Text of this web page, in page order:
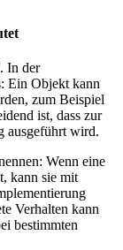
In der
Ein Objekt kann
zum Beispiel
ist, dass zur
ausgeführt wird.
Wenn eine
kann sie mit
Verhalten kann
bestimmten